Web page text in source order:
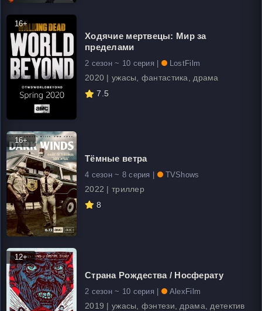
16+
Ходячие мертвецы: Мир за
пределами
2 сезон ~ 10 серия | LostFilm
2020 | ужасы, фантастика, драма
7.5
16+
Тёмные ветра
4 сезон ~ 8 серия | TVShows
2022 | триллер
8
12+
Страна Рождества / Носферату
2 сезон ~ 10 серия | AlexFilm
2019 | ужасы, фэнтези, драма, детектив